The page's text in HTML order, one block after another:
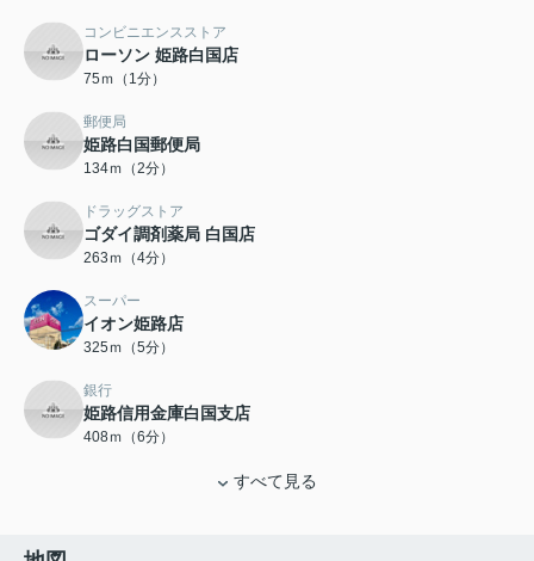
コンビニエンスストア
ローソン 姫路白国店
75ｍ（1分）
郵便局
姫路白国郵便局
134ｍ（2分）
ドラッグストア
ゴダイ調剤薬局 白国店
263ｍ（4分）
スーパー
イオン姫路店
325ｍ（5分）
銀行
姫路信用金庫白国支店
408ｍ（6分）
すべて見る